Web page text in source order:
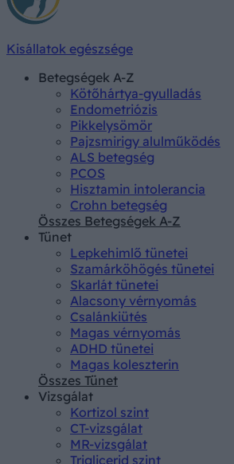
Kisállatok egészsége
Betegségek A-Z
Kötőhártya-gyulladás
Endometriózis
Pikkelysömör
Pajzsmirigy alulműködés
ALS betegség
PCOS
Hisztamin intolerancia
Crohn betegség
Összes Betegségek A-Z
Tünet
Lepkehimlő tünetei
Szamárköhögés tünetei
Skarlát tünetei
Alacsony vérnyomás
Csalánkiütés
Magas vérnyomás
ADHD tünetei
Magas koleszterin
Összes Tünet
Vizsgálat
Kortizol szint
CT-vizsgálat
MR-vizsgálat
Triglicerid szint